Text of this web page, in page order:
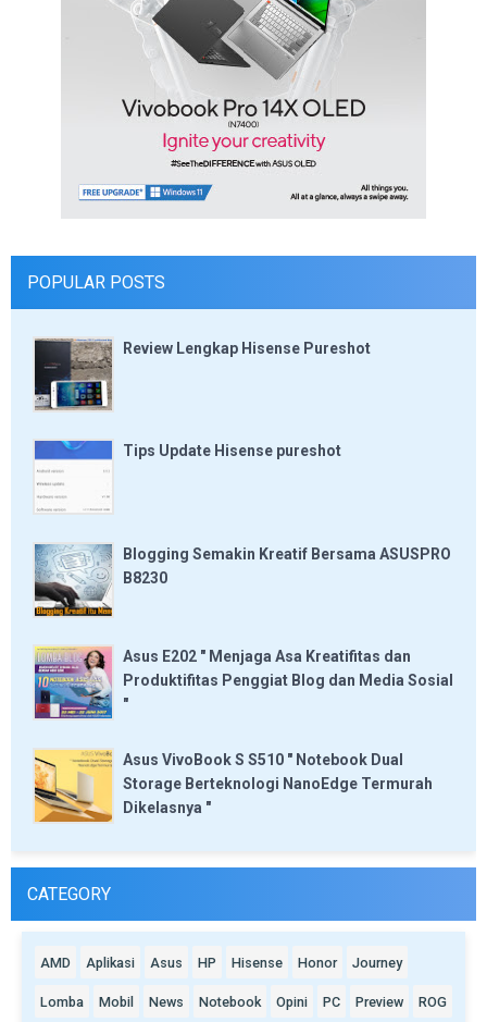
POPULAR POSTS
Review Lengkap Hisense Pureshot
Tips Update Hisense pureshot
Blogging Semakin Kreatif Bersama ASUSPRO
B8230
Asus E202 " Menjaga Asa Kreatifitas dan
Produktifitas Penggiat Blog dan Media Sosial
"
Asus VivoBook S S510 " Notebook Dual
Storage Berteknologi NanoEdge Termurah
Dikelasnya "
CATEGORY
AMD Aplikasi Asus HP Hisense Honor Journey
Lomba Mobil News Notebook Opini PC Preview ROG